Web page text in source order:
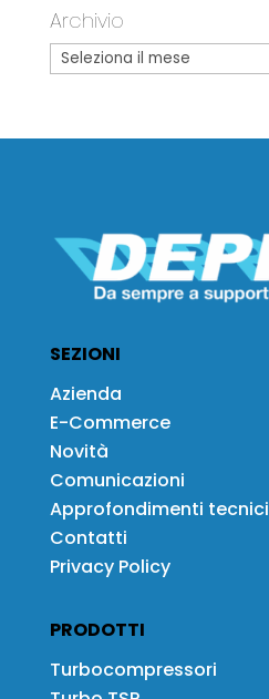
Archivio
SEZIONI
Azienda
E-Commerce
Novità
Comunicazioni
Approfondimenti tecnici
Contatti
Privacy Policy
PRODOTTI
Turbocompressori